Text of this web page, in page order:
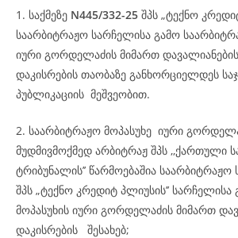
1. საქმეზე N445/332-25 შპს „ტექნო
საარბიტრაჟო სარჩელისა გამო
იური გორდელაძის მიმართ
დაკისრების თაობაზე განხორციელდეს
პუბლიკაციის მეშვეობით.
2. საარბიტრაჟო მოპასუხე იური
მუდმივმოქმედ არბიტრაჟ შპს ,,ქართული
ტრიბუნალის’’ წარმოებაშია საარბიტრაჟო
შპს „ტექნო კრედიტ პლიუსის’’
მოპასუხის იური გორდელაძის მიმართ
დაკისრების შესახებ;